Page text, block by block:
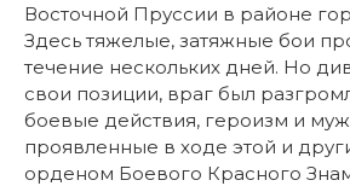
Восточной Пруссии в районе
Здесь тяжелые, затяжные бои
течение нескольких дней. Но
свои позиции, враг был
боевые действия, героизм и
проявленные в ходе этой и
орденом Боевого Красного